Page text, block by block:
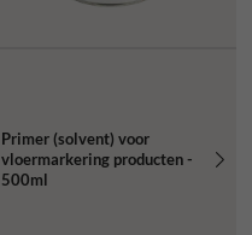
Primer (solvent) voor
vloermarkering producten -
500ml